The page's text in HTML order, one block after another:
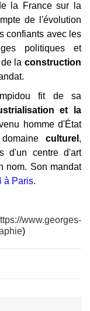
la France sur la
de l'évolution
confiants avec les
politiques et
la construction
fit de sa
et la
homme d'État
culturel ,
d'un centre d'art
nom. Son mandat
à Paris.
www.georges-
)